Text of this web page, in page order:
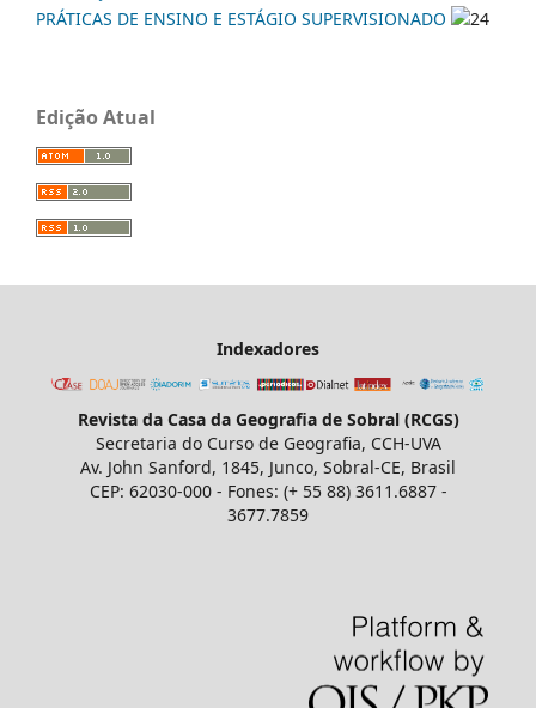
PRÁTICAS DE ENSINO E ESTÁGIO SUPERVISIONADO
24
Edição Atual
Indexadores
Revista da Casa da Geografia de Sobral (RCGS)
Secretaria do Curso de Geografia, CCH-UVA
Av. John Sanford, 1845, Junco, Sobral-CE, Brasil
CEP: 62030-000 - Fones: (+ 55 88) 3611.6887 -
3677.7859